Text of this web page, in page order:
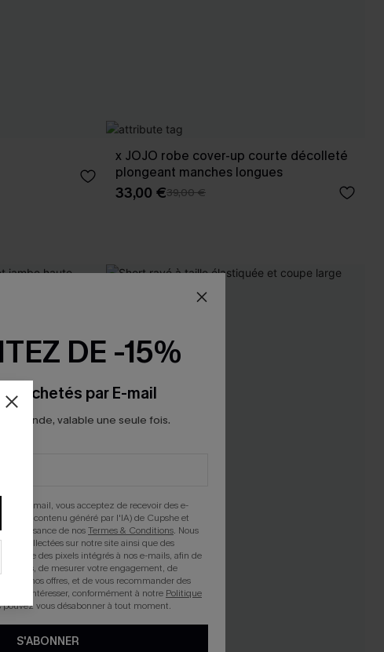
x JOJO robe cover-up courte décolleté
plongeant manches longues
33,00 €39,00 €
DE -15%
2 Achetés par E-mail
valable une seule fois.
e-mail, vous acceptez de recevoir des e-
du contenu généré par l'IA) de Cupshe et
de nosTermes & Conditions. Nous
collectées sur notre site ainsi que des
que des pixels intégrés à nos e-mails, afin de
ouverts, de mesurer votre engagement, de
et nos offres, et de vous recommander des
vous intéresser, conformément à notre Politique
pouvez vous désabonner à tout moment.
S'ABONNER